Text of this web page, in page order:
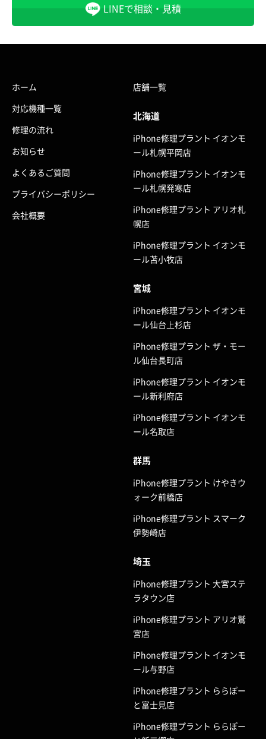
LINEで相談・見積
ホーム
対応機種一覧
修理の流れ
お知らせ
よくあるご質問
プライバシーポリシー
会社概要
店舗一覧
北海道
iPhone修理プラント イオンモ
ール札幌平岡店
iPhone修理プラント イオンモ
ール札幌発寒店
iPhone修理プラント アリオ札
幌店
iPhone修理プラント イオンモ
ール苫小牧店
宮城
iPhone修理プラント イオンモ
ール仙台上杉店
iPhone修理プラント ザ・モー
ル仙台長町店
iPhone修理プラント イオンモ
ール新利府店
iPhone修理プラント イオンモ
ール名取店
群馬
iPhone修理プラント けやきウ
ォーク前橋店
iPhone修理プラント スマーク
伊勢崎店
埼玉
iPhone修理プラント 大宮ステ
ラタウン店
iPhone修理プラント アリオ鷲
宮店
iPhone修理プラント イオンモ
ール与野店
iPhone修理プラント ららぽー
と富士見店
iPhone修理プラント ららぽー